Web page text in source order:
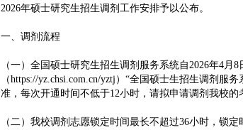
2026年硕士研究生招生调剂工作安排予以公布。
一、调剂流程
（一）全国硕士研究生招生调剂服务系统自2026年4
（https://yz.chsi.com.cn/yztj）“全国硕士生招生调剂
准，每次开通时间不低于12小时，请拟申请调剂我校的
（二）我校调剂志愿锁定时间最长不超过36小时，锁